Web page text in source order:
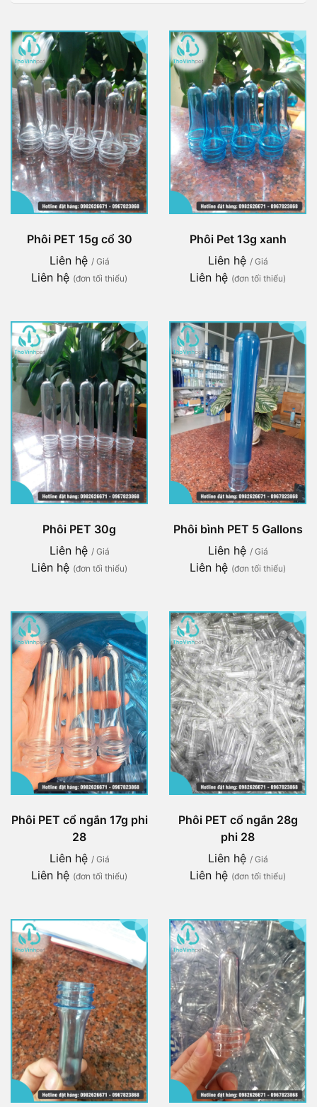
Phôi PET 15g cổ 30
Liên hệ / Giá
Liên hệ (đơn tối thiểu)
Phôi Pet 13g xanh
Liên hệ / Giá
Liên hệ (đơn tối thiểu)
Phôi PET 30g
Liên hệ / Giá
Liên hệ (đơn tối thiểu)
Phôi bình PET 5 Gallons
Liên hệ / Giá
Liên hệ (đơn tối thiểu)
Phôi PET cổ ngắn 17g phi
28
Liên hệ / Giá
Liên hệ (đơn tối thiểu)
Phôi PET cổ ngắn 28g
phi 28
Liên hệ / Giá
Liên hệ (đơn tối thiểu)